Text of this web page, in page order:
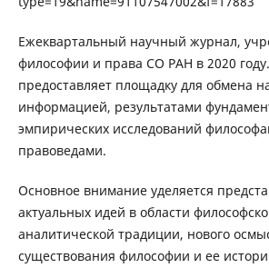
Ежеквартальный научный журнал,
философии и права СО РАН в 2020
предоставляет площадку для обмена
информацией, результатами
эмпирических исследований
правоведами.
Основное внимание уделяется
актуальных идей в области
аналитической традиции, нового
существования философии и ее